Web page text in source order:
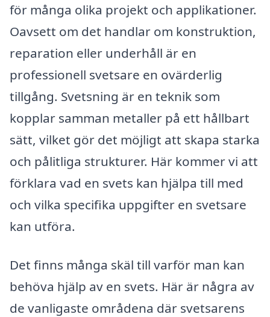
för många olika projekt och applikationer.
Oavsett om det handlar om konstruktion,
reparation eller underhåll är en
professionell svetsare en ovärderlig
tillgång. Svetsning är en teknik som
kopplar samman metaller på ett hållbart
sätt, vilket gör det möjligt att skapa starka
och pålitliga strukturer. Här kommer vi att
förklara vad en svets kan hjälpa till med
och vilka specifika uppgifter en svetsare
kan utföra.
Det finns många skäl till varför man kan
behöva hjälp av en svets. Här är några av
de vanligaste områdena där svetsarens